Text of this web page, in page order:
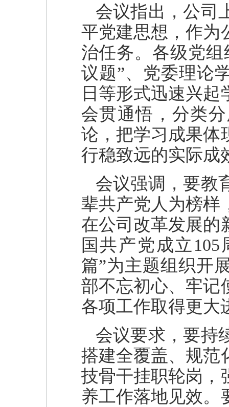
会议指出，公司
平党建思想，作为
治任务。各级党
议题”、党委理论
日等形式迅速兴
会贯通悟，分类
论，把学习成果体
行稳致远的实际成
会议强调，要教
辈共产党人为榜样
在公司改革发展的
国共产党成立
篇”为主题组织开
部不忘初心、牢记
各项工作取得更大
会议要求，要持
搭建全覆盖、规范
技骨干挂职轮岗，
养工作落地见效。